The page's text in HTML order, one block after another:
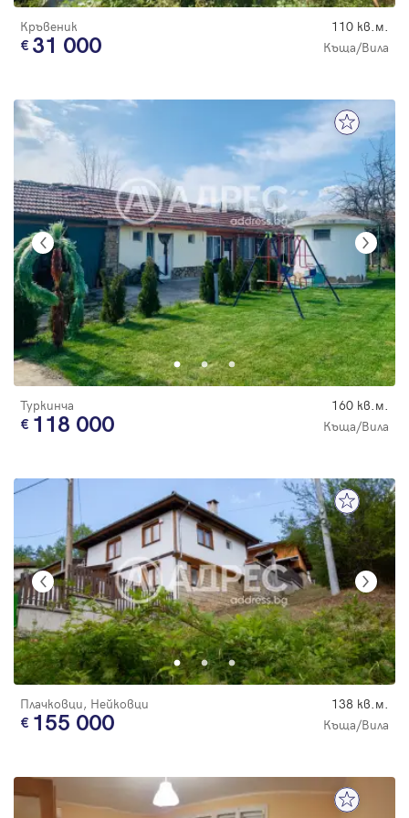
Кръвеник 110 кв.м.
31 000 Къща/Вила
Туркинча 160 кв.м.
118 000 Къща/Вила
Плачковци, Нейковци 138 кв.м.
155 000 Къща/Вила